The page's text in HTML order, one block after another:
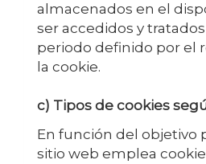
almacenados en el
ser accedidos y
periodo definido por el
la cookie.
c) Tipos de cookies
En función del objetivo
sitio web emplea